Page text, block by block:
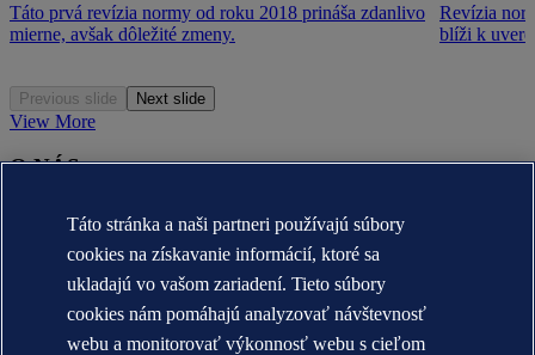
Táto prvá revízia normy od roku 2018 prináša zdanlivo
mierne, avšak dôležité zmeny.
Revízia
blíži k
Previous slide Next slide
View More
O NÁS
O DNV
Účel, vízia a hodnoty
A brief history of DNV
Annual reports
KONTAKT:
Táto stránka a naši partneri používajú súbory
cookies na získavanie informácií, ktoré sa
ukladajú vo vašom zariadení. Tieto súbory
cookies nám pomáhajú analyzovať návštevnosť
webu a monitorovať výkonnosť webu s cieľom